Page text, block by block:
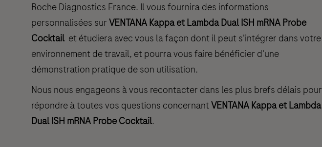
Roche Diagnostics France. Il vous fournira des informations
personnalisées surVENTANA Kappa et Lambda Dual ISH mRNA Probe
Cocktail et étudiera avec vous la façon dont il peut s'intégrer dans votre
environnement de travail, et pourra vous faire bénéficier d'une
démonstration pratique de son utilisation.
Nous nous engageons à vous recontacter dans les plus brefs délais pour
répondre à toutes vos questions concernantVENTANA Kappa et Lambda
Dual ISH mRNA Probe Cocktail.